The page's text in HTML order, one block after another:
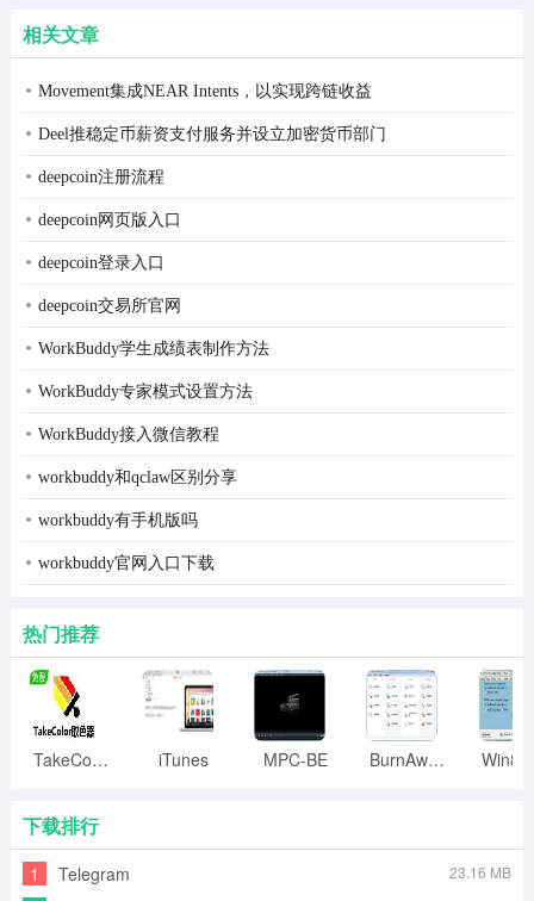
相关文章
Movement集成NEAR Intents，以实现跨链收益
Deel推稳定币薪资支付服务并设立加密货币部门
deepcoin注册流程
deepcoin网页版入口
deepcoin登录入口
deepcoin交易所官网
WorkBuddy学生成绩表制作方法
WorkBuddy专家模式设置方法
WorkBuddy接入微信教程
workbuddy和qclaw区别分享
workbuddy有手机版吗
workbuddy官网入口下载
热门推荐
TakeColor取色器 iTunes MPC-BE BurnAware
下载排行
1 Telegram 23.16 MB